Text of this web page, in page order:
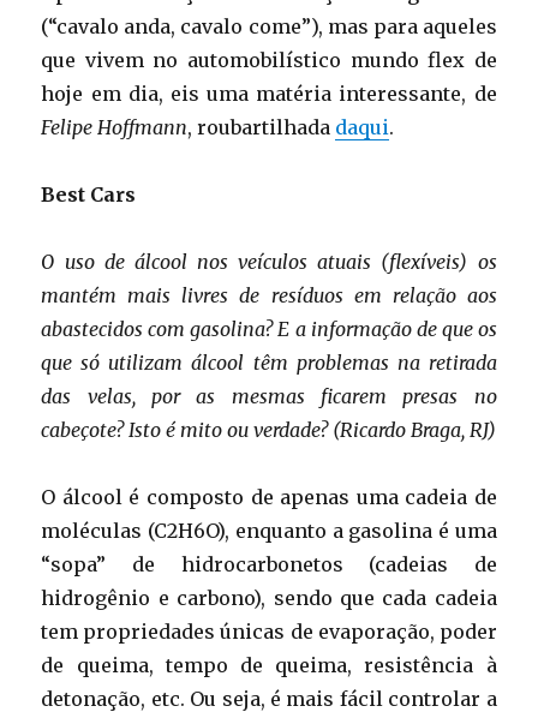
(“cavalo anda, cavalo come”), mas para aqueles
que vivem no automobilístico mundo flex de
hoje em dia, eis uma matéria interessante, de
Felipe Hoffmann, roubartilhada daqui.
Best Cars
O uso de álcool nos veículos atuais (flexíveis) os
mantém mais livres de resíduos em relação aos
abastecidos com gasolina? E a informação de que os
que só utilizam álcool têm problemas na retirada
das velas, por as mesmas ficarem presas no
cabeçote? Isto é mito ou verdade? (Ricardo Braga, RJ)
O álcool é composto de apenas uma cadeia de
moléculas (C2H6O), enquanto a gasolina é uma
“sopa” de hidrocarbonetos (cadeias de
hidrogênio e carbono), sendo que cada cadeia
tem propriedades únicas de evaporação, poder
de queima, tempo de queima, resistência à
detonação, etc. Ou seja, é mais fácil controlar a